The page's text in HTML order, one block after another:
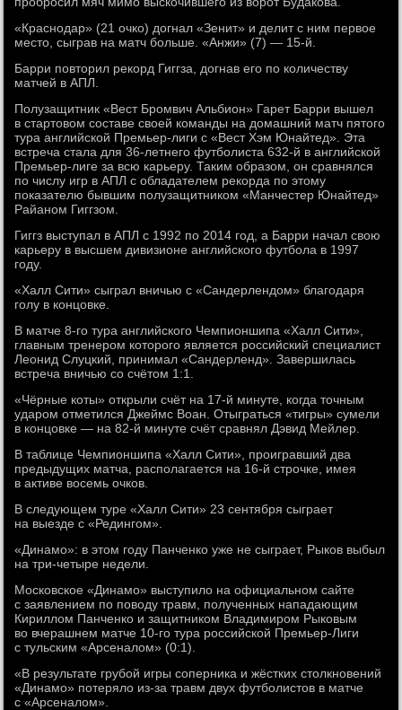
«Краснодар» (21 очко) догнал «Зенит» и делит с ним первое
место, сыграв на матч больше. «Анжи» (7) — 15-й.
Барри повторил рекорд Гиггза, догнав его по количеству
матчей в АПЛ.
Полузащитник «Вест Бромвич Альбион» Гарет Барри вышел
в стартовом составе своей команды на домашний матч пятого
тура английской Премьер-лиги с «Вест Хэм Юнайтед». Эта
встреча стала для 36-летнего футболиста 632-й в английской
Премьер-лиге за всю карьеру. Таким образом, он сравнялся
по числу игр в АПЛ с обладателем рекорда по этому
показателю бывшим полузащитником «Манчестер Юнайтед»
Райаном Гиггзом.
Гиггз выступал в АПЛ с 1992 по 2014 год, а Барри начал свою
карьеру в высшем дивизионе английского футбола в 1997
году.
«Халл Сити» сыграл вничью с «Сандерлендом» благодаря
голу в концовке.
В матче 8-го тура английского Чемпионшипа «Халл Сити»,
главным тренером которого является российский специалист
Леонид Слуцкий, принимал «Сандерленд». Завершилась
встреча вничью со счётом 1:1.
«Чёрные коты» открыли счёт на 17-й минуте, когда точным
ударом отметился Джеймс Воан. Отыграться «тигры» сумели
в концовке — на 82-й минуте счёт сравнял Дэвид Мейлер.
В таблице Чемпионшипа «Халл Сити», проигравший два
предыдущих матча, располагается на 16-й строчке, имея
в активе восемь очков.
В следующем туре «Халл Сити» 23 сентября сыграет
на выезде с «Редингом».
«Динамо»: в этом году Панченко уже не сыграет, Рыков выбыл
на три-четыре недели.
Московское «Динамо» выступило на официальном сайте
с заявлением по поводу травм, полученных нападающим
Кириллом Панченко и защитником Владимиром Рыковым
во вчерашнем матче 10-го тура российской Премьер-Лиги
с тульским «Арсеналом» (0:1).
«В результате грубой игры соперника и жёстких столкновений
«Динамо» потеряло из-за травм двух футболистов в матче
с «Арсеналом».